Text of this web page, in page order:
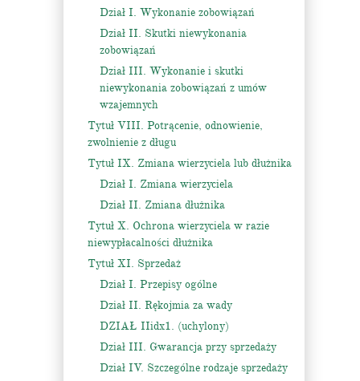
Dział I. Wykonanie zobowiązań
Dział II. Skutki niewykonania
zobowiązań
Dział III. Wykonanie i skutki
niewykonania zobowiązań z umów
wzajemnych
Tytuł VIII. Potrącenie, odnowienie,
zwolnienie z długu
Tytuł IX. Zmiana wierzyciela lub dłużnika
Dział I. Zmiana wierzyciela
Dział II. Zmiana dłużnika
Tytuł X. Ochrona wierzyciela w razie
niewypłacalności dłużnika
Tytuł XI. Sprzedaż
Dział I. Przepisy ogólne
Dział II. Rękojmia za wady
DZIAŁ IIidx1. (uchylony)
Dział III. Gwarancja przy sprzedaży
Dział IV. Szczególne rodzaje sprzedaży